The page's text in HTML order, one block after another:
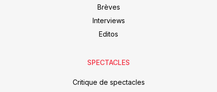
Brèves
Interviews
Editos
SPECTACLES
Critique de spectacles